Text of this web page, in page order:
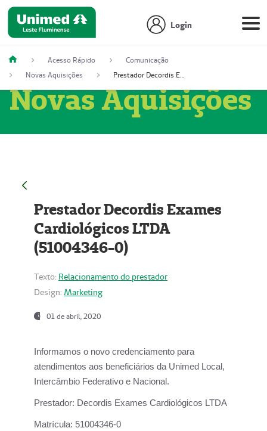
Login
Acesso Rápido
Comunicação
Novas Aquisições
Prestador Decordis Exames Cardiológicos LTDA (51004346-0)
Novas Aquisições
Prestador Decordis Exames
Cardiológicos LTDA
(51004346-0)
Texto: Relacionamento do prestador
Design: Marketing
01 de abril, 2020
Informamos o novo credenciamento para
atendimentos aos beneficiários da Unimed Local,
Intercâmbio Federativo e Nacional.
Prestador: Decordis Exames Cardiológicos LTDA
Matrícula: 51004346-0